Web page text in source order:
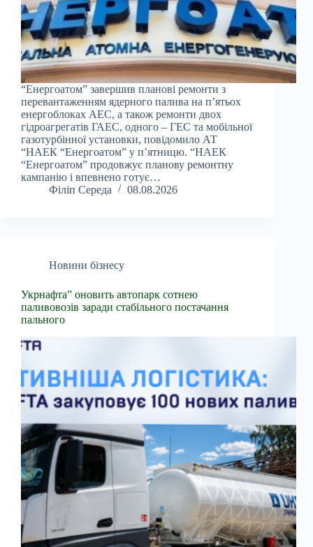
“Енергоатом” завершив планові ремонти з
перевантаженням ядерного палива на п’ятьох
енергоблоках АЕС, а також ремонти двох
гідроагрегатів ГАЕС, одного – ГЕС та мобільної
газотурбінної установки, повідомило АТ
“НАЕК “Енергоатом” у п’ятницю. “НАЕК
“Енергоатом” продовжує планову ремонтну
кампанію і впевнено готує…
Філіп Середа
08.08.2026
Новини бізнесу
Укрнафта” оновить автопарк сотнею
паливовозів заради стабільного постачання
пального